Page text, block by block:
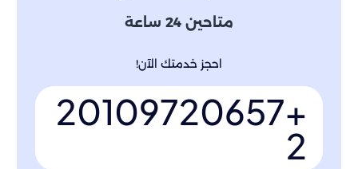
متاحين 24 ساعة
احجز خدمتك الآن!
+20109720657
2